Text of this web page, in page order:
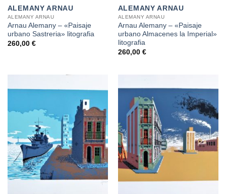
ALEMANY ARNAU
ALEMANY ARNAU
Arnau Alemany – «Paisaje
urbano Sastreria» litografia
260,00 €
ALEMANY ARNAU
ALEMANY ARNAU
Arnau Alemany – «Paisaje
urbano Almacenes la Imperial»
litografia
260,00 €